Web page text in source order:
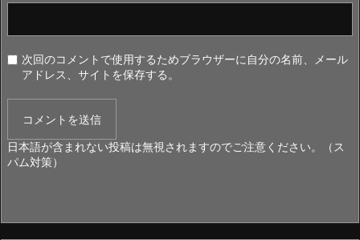
次回のコメントで使用するためブラウザーに自分の名前、メール
アドレス、サイトを保存する。
日本語が含まれない投稿は無視されますのでご注意ください。（ス
パム対策）